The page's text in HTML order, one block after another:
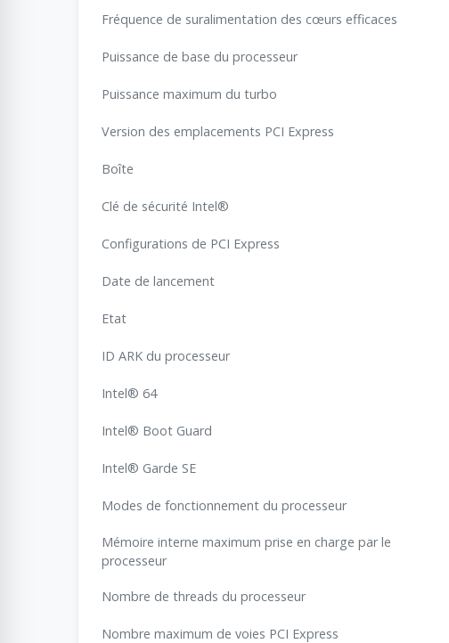
Fréquence de suralimentation des cœurs efficaces
Puissance de base du processeur
Puissance maximum du turbo
Version des emplacements PCI Express
Boîte
Clé de sécurité Intel®
Configurations de PCI Express
Date de lancement
Etat
ID ARK du processeur
Intel® 64
Intel® Boot Guard
Intel® Garde SE
Modes de fonctionnement du processeur
Mémoire interne maximum prise en charge par le
processeur
Nombre de threads du processeur
Nombre maximum de voies PCI Express